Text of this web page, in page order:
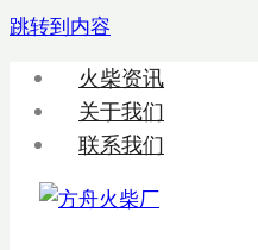
跳转到内容
火柴资讯
关于我们
联系我们